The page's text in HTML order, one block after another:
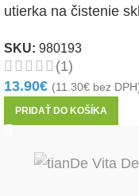
utierka na čistenie
SKU: 980193
(1)
13.90€ (11.30€ bez
PRIDAŤ DO KOŠÍKA